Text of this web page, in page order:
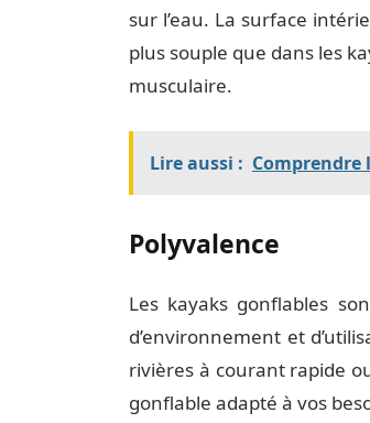
sur l’eau. La surface
plus souple que dans les
musculaire.
Lire aussi : Comprendre
Polyvalence
Les kayaks gonflables
d’environnement et
rivières à courant rapide
gonflable adapté à vos